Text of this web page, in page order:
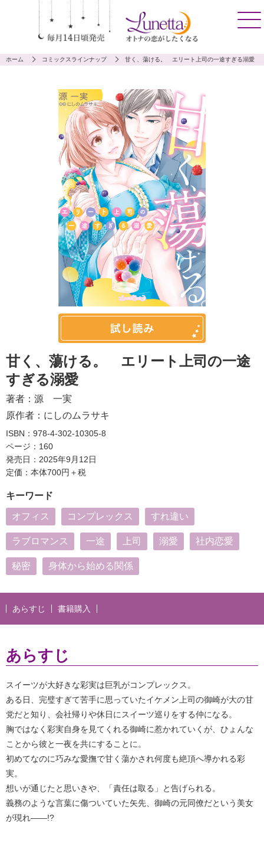
ホーム コミックスラインナップ 甘く、蕩ける。 エリート上司の一途すぎる溺愛
甘く、蕩ける。 エリート上司の一途
すぎる溺愛
著者： 源 一実
原作者： にしのムラサキ
ISBN：978-4-302-10305-8
ページ：160
発売日：2025年9月12日
定価：本体700円＋税
キーワード
オフィス コンプレックス すれ違い
ラブロマンス 一途 上司 溺愛 社内恋愛
秘密 身体から始める関係
あらすじ 書籍購入
あらすじ
スイーツが大好きな彩実は巨乳がコンプレックス。
ある日、完璧すぎて苦手に思っていたイケメン上司の御崎が大の甘
党だと知り、会社帰りや休日にスイーツ巡りをする仲になる。
胸ではなく彩実自身を見てくれる御崎に惹かれていくが、ひょんな
ことから彼と一夜を共にすることに。
初めてなのに巧みな愛撫で甘く蕩かされ何度も絶頂へ導かれる彩
実。
想いが通じたと思いきや、「責任は取る」と告げられる。
義務のような言葉に傷ついていた矢先、御崎の元同僚だという美女
が現れ――!?